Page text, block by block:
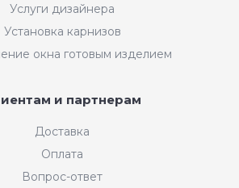
Услуги дизайнера
Установка карнизов
окна готовым изделием
и партнерам
Доставка
Оплата
Вопрос-ответ